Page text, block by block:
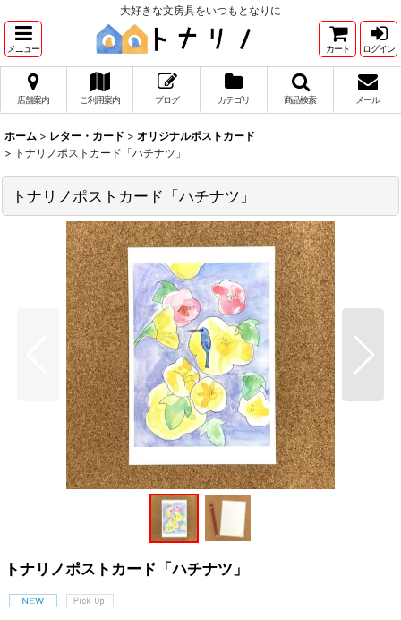
大好きな文房具をいつもとなりに
メニュー カート ログイン
店舗案内 ご利用案内 ブログ カテゴリ 商品検索 メール
ホーム > レター・カード > オリジナルポストカード
> トナリノポストカード「ハチナツ」
トナリノポストカード「ハチナツ」
トナリノポストカード「ハチナツ」